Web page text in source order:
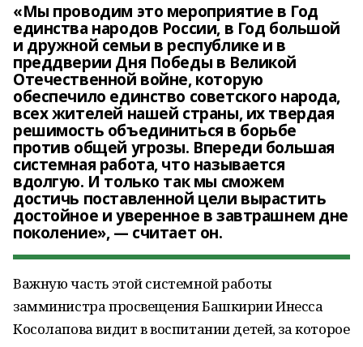
«Мы проводим это мероприятие в Год
единства народов России, в Год большой
и дружной семьи в республике и в
преддверии Дня Победы в Великой
Отечественной войне, которую
обеспечило единство советского народа,
всех жителей нашей страны, их твердая
решимость объединиться в борьбе
против общей угрозы. Впереди большая
системная работа, что называется
вдолгую. И только так мы сможем
достичь поставленной цели вырастить
достойное и уверенное в завтрашнем дне
поколение», — считает он.
Важную часть этой системной работы
замминистра просвещения Башкирии Инесса
Косолапова видит в воспитании детей, за которое